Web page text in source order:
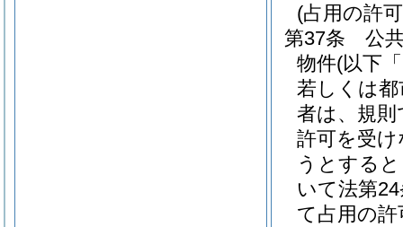
(占用の許
第37条
公
物件(以下
若しくは
者は、規
許可を受
うとする
いて法第
て占用の